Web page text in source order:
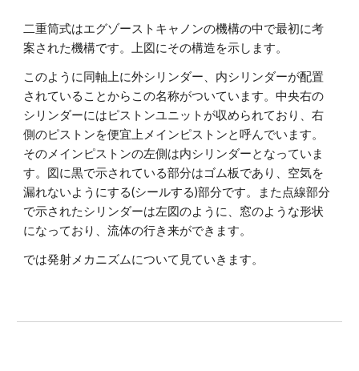
二重筒式はエグゾーストキャノンの機構の中で最初に考
案された機構です。上図にその構造を示します。
このように同軸上に外シリンダー、内シリンダーが配置
されていることからこの名称がついています。中央右の
シリンダーにはピストンユニットが収められており、右
側のピストンを便宜上メインピストンと呼んでいます。
そのメインピストンの左側は内シリンダーとなっていま
す。図に黒で示されている部分はゴム板であり、空気を
漏れないようにする(シールする)部分です。また点線部分
で示されたシリンダーは左図のように、窓のような形状
になっており、流体の行き来ができます。
では発射メカニズムについて見ていきます。